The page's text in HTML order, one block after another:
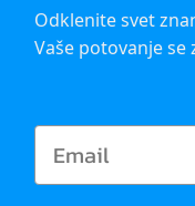
Odklenite svet
Vaše potovanje se